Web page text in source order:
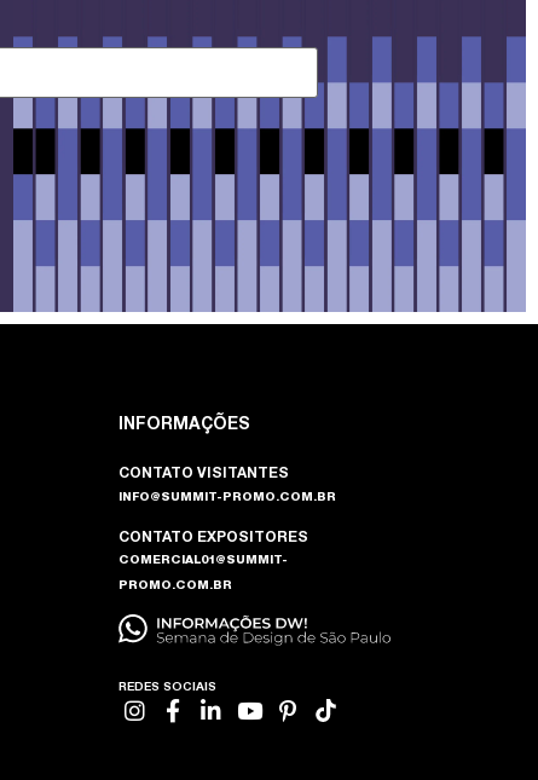
INFORMAÇÕES
CONTATO VISITANTES
INFO@SUMMIT-PROMO.COM.BR
CONTATO EXPOSITORES
COMERCIAL01@SUMMIT-
PROMO.COM.BR
REDES SOCIAIS